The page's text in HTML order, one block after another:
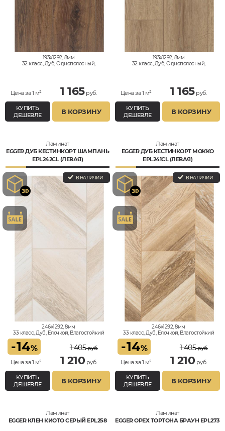
193x1292, 8мм
32 класс, Дуб, Однополосный,
Цена за 1 м² 1 165руб.
КУПИТЬ
ДЕШЕВЛЕ
В КОРЗИНУ
193x1292, 8мм
32 класс, Дуб, Однополосный,
Цена за 1 м² 1 165руб.
КУПИТЬ
ДЕШЕВЛЕ
В КОРЗИНУ
Ламинат
EGGER ДУБ КЕСТИНКОРТ ШАМПАНЬ
EPL242CL (ЛЕВАЯ)
В НАЛИЧИИ
246x1292, 8мм
33 класс, Дуб, Елочкой, Влагостойкий
-14%
Цена за 1 м²
1 405руб.
1 210 руб.
КУПИТЬ
ДЕШЕВЛЕ
В КОРЗИНУ
Ламинат
EGGER ДУБ КЕСТИНКОРТ МОККО
EPL241CL (ЛЕВАЯ)
В НАЛИЧИИ
246x1292, 8мм
33 класс, Дуб, Елочкой, Влагостойкий
-14%
Цена за 1 м²
1 405руб.
1 210 руб.
КУПИТЬ
ДЕШЕВЛЕ
В КОРЗИНУ
Ламинат
EGGER КЛЕН КИОТО СЕРЫЙ EPL258
Ламинат
EGGER ОРЕХ ТОРТОНА БРАУН EPL273